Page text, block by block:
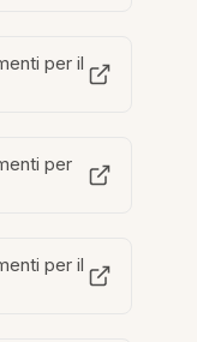
per il
per
per il